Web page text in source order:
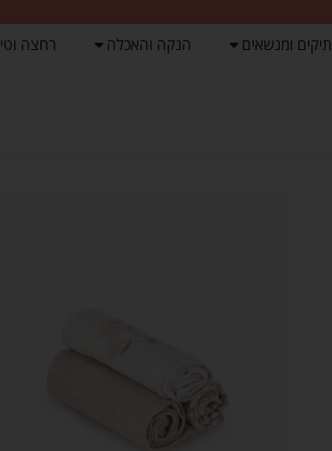
תיקים ומנשאים הנקה והאכלה רחצה